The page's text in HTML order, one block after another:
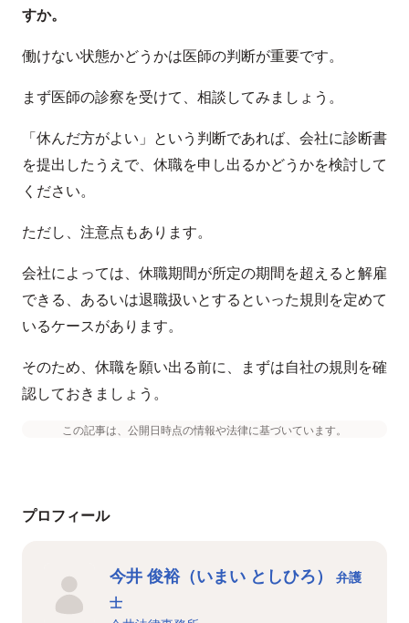
すか。
働けない状態かどうかは医師の判断が重要です。
まず医師の診察を受けて、相談してみましょう。
「休んだ方がよい」という判断であれば、会社に診断書
を提出したうえで、休職を申し出るかどうかを検討して
ください。
ただし、注意点もあります。
会社によっては、休職期間が所定の期間を超えると解雇
できる、あるいは退職扱いとするといった規則を定めて
いるケースがあります。
そのため、休職を願い出る前に、まずは自社の規則を確
認しておきましょう。
この記事は、公開日時点の情報や法律に基づいています。
プロフィール
今井 俊裕（いまい としひろ）
弁護
士